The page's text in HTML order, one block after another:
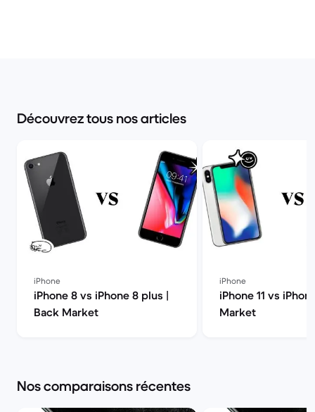
Découvrez tous nos articles
iPhone
iPhone 8 vs iPhone 8 plus |
Back Market
iPhone
iPhone 11 vs
Market
Nos comparaisons récentes